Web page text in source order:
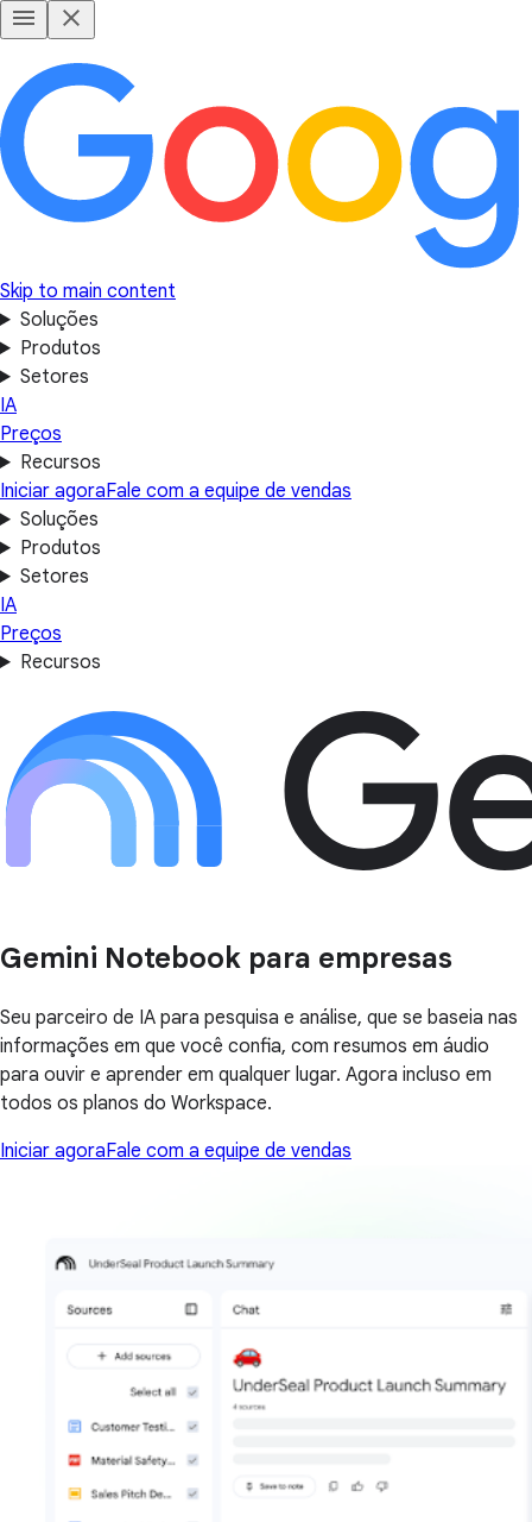
Skip to main content
Soluções
Produtos
Setores
IA
Preços
Recursos
Iniciar agoraFale com a equipe de vendas
Soluções
Produtos
Setores
IA
Preços
Recursos
Gemini Notebook para empresas
Seu parceiro de IA para pesquisa e análise, que se baseia nas
informações em que você confia, com resumos em áudio
para ouvir e aprender em qualquer lugar. Agora incluso em
todos os planos do Workspace.
Iniciar agoraFale com a equipe de vendas